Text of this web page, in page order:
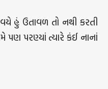
વયે હું ઉતાવળ તો નથી કરતી
પણ પરણ્યાં ત્યારે કંઈ નાનાં